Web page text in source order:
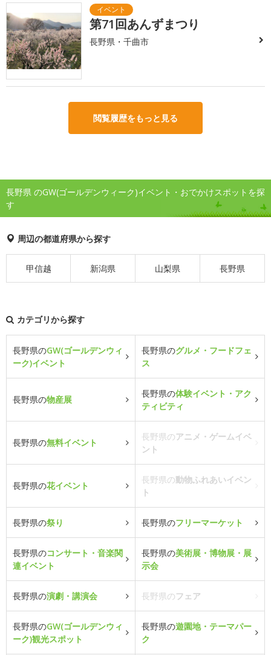
第71回あんずまつり
長野県・千曲市
閲覧履歴をもっと見る
長野県 のGW(ゴールデンウィーク)イベント・おでかけスポットを探
す
周辺の都道府県から探す
甲信越 新潟県 山梨県 長野県
カテゴリから探す
長野県のGW(ゴールデンウィ
ーク)イベント
長野県のグルメ・フードフェ
ス
長野県の物産展
長野県の体験イベント・アク
ティビティ
長野県の無料イベント
長野県のアニメ・ゲームイベ
ント
長野県の花イベント
長野県の動物ふれあいイベン
ト
長野県の祭り 長野県のフリーマーケット
長野県のコンサート・音楽関
連イベント
長野県の美術展・博物展・展
示会
長野県の演劇・講演会 長野県のフェア
長野県のGW(ゴールデンウィ
ーク)観光スポット
長野県の遊園地・テーマパー
ク